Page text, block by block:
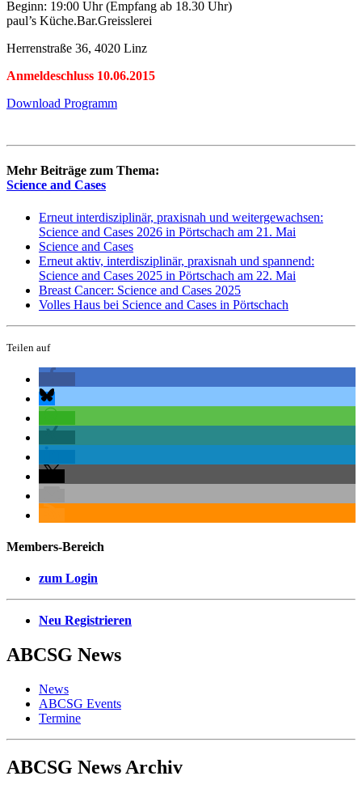
Beginn: 19:00 Uhr (Empfang ab 18.30 Uhr)
paul’s Küche.Bar.Greisslerei
Herrenstraße 36, 4020 Linz
Anmeldeschluss 10.06.2015
Download Programm
Mehr Beiträge zum Thema:
Science and Cases
Erneut interdisziplinär, praxisnah und weitergewachsen:
Science and Cases 2026 in Pörtschach am 21. Mai
Science and Cases
Erneut aktiv, interdisziplinär, praxisnah und spannend:
Science and Cases 2025 in Pörtschach am 22. Mai
Breast Cancer: Science and Cases 2025
Volles Haus bei Science and Cases in Pörtschach
Teilen auf
Members-Bereich
zum Login
Neu Registrieren
ABCSG News
News
ABCSG Events
Termine
ABCSG News Archiv